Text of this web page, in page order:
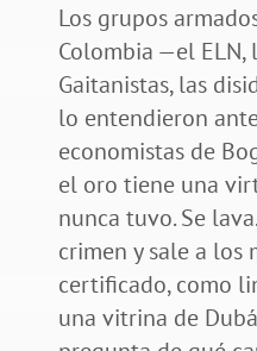
Los grupos
Colombia —el ELN,
Gaitanistas, las
lo entendieron
economistas de
el oro tiene una
nunca tuvo. Se
crimen y sale a los
certificado, como
una vitrina de